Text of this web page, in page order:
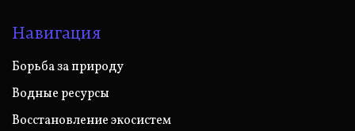
Навигация
Борьба за природу
Водные ресурсы
Восстановление экосистем